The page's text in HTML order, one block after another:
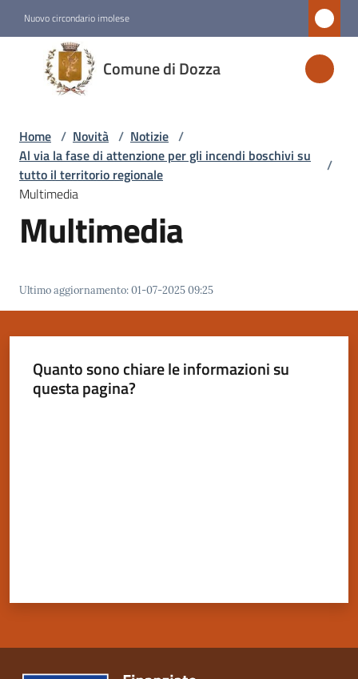
Nuovo circondario imolese
Comune di Dozza
Comune
di
Dozza
Amministrazione
Novità
Menu selezionato
Dozza
su
Home / Novità / Notizie /
Al via la fase di attenzione per gli incendi boschivi su
tutto il territorio regionale
/
Multimedia
Multimedia
Ultimo aggiornamento:01-07-2025 09:25
Quanto sono chiare le informazioni su
questa pagina?